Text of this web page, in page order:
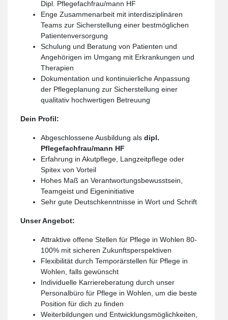
Dipl. Pflegefachfrau/mann HF
Enge Zusammenarbeit mit interdisziplinären
Teams zur Sicherstellung einer bestmöglichen
Patientenversorgung
Schulung und Beratung von Patienten und
Angehörigen im Umgang mit Erkrankungen und
Therapien
Dokumentation und kontinuierliche Anpassung
der Pflegeplanung zur Sicherstellung einer
qualitativ hochwertigen Betreuung
Dein Profil:
Abgeschlossene Ausbildung als dipl.
Pflegefachfrau/mann HF
Erfahrung in Akutpflege, Langzeitpflege oder
Spitex von Vorteil
Hohes Maß an Verantwortungsbewusstsein,
Teamgeist und Eigeninitiative
Sehr gute Deutschkenntnisse in Wort und Schrift
Unser Angebot:
Attraktive offene Stellen für Pflege in Wohlen 80-
100% mit sicheren Zukunftsperspektiven
Flexibilität durch Temporärstellen für Pflege in
Wohlen, falls gewünscht
Individuelle Karriereberatung durch unser
Personalbüro für Pflege in Wohlen, um die beste
Position für dich zu finden
Weiterbildungen und Entwicklungsmöglichkeiten,